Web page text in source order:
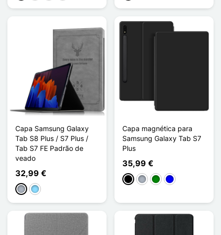
Capa Samsung Galaxy
Tab S8 Plus / S7 Plus /
Tab S7 FE Padrão de
veado
32,99 €
CinzentoAzul Claro
Capa magnética para
Samsung Galaxy Tab S7
Plus
35,99 €
PretoCinzento
VerdeAzul